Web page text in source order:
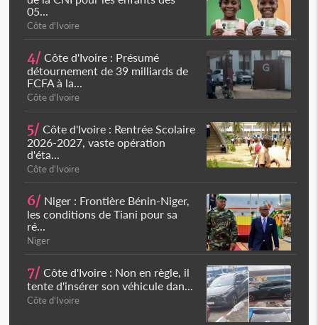
05...
Côte d'Ivoire
4/ Côte d'Ivoire : Présumé
détournement de 39 milliards de
FCFA à la...
Côte d'Ivoire
5/ Côte d'Ivoire : Rentrée Scolaire
2026-2027, vaste opération
d'éta...
Côte d'Ivoire
6/ Niger : Frontière Bénin-Niger,
les conditions de Tiani pour sa
ré...
Niger
7/ Côte d'Ivoire : Non en règle, il
tente d'insérer son véhicule dan...
Côte d'Ivoire